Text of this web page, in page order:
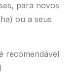
para novos
ou a seus
recomendável